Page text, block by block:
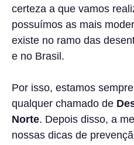
certeza a que vamos
possuímos as mais
existe no ramo das
e no Brasil.
Por isso, estamos
qualquer chamado de
Norte. Depois disso, a
nossas dicas de